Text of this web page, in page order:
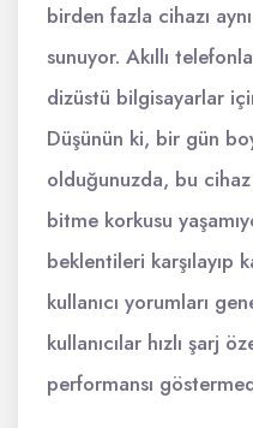
birden fazla cihazı
sunuyor. Akıllı
dizüstü bilgisayarlar
Düşünün ki, bir gün
olduğunuzda, bu
bitme korkusu
beklentileri karşılayıp
kullanıcı yorumları
kullanıcılar hızlı şarj
performansı